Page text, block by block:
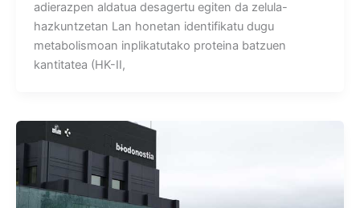
adierazpen aldatua desagertu egiten da zelula-
hazkuntzetan Lan honetan identifikatu dugu
metabolismoan inplikatutako proteina batzuen
kantitatea (HK-II,